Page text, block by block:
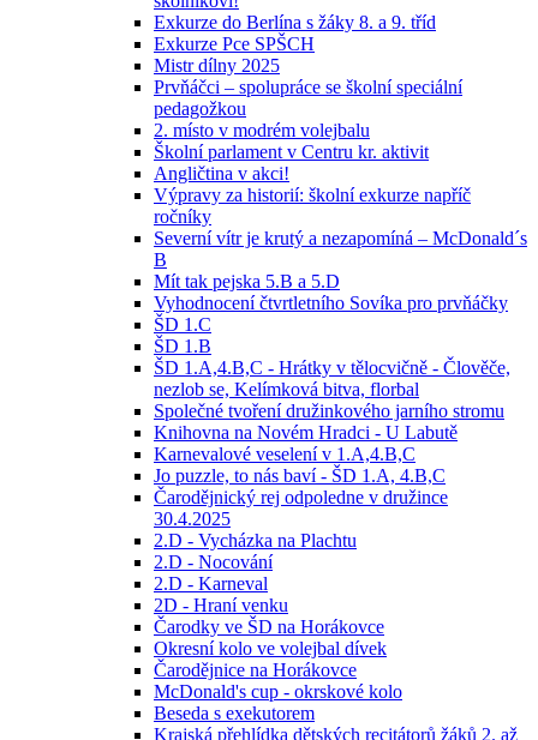
Exkurze do Berlína s žáky 8. a 9. tříd
Exkurze Pce SPŠCH
Mistr dílny 2025
Prvňáčci – spolupráce se školní speciální
pedagožkou
2. místo v modrém volejbalu
Školní parlament v Centru kr. aktivit
Angličtina v akci!
Výpravy za historií: školní exkurze napříč
ročníky
Severní vítr je krutý a nezapomíná – McDonald´s
B
Mít tak pejska 5.B a 5.D
Vyhodnocení čtvrtletního Sovíka pro prvňáčky
ŠD 1.C
ŠD 1.B
ŠD 1.A,4.B,C - Hrátky v tělocvičně - Člověče,
nezlob se, Kelímková bitva, florbal
Společné tvoření družinkového jarního stromu
Knihovna na Novém Hradci - U Labutě
Karnevalové veselení v 1.A,4.B,C
Jo puzzle, to nás baví - ŠD 1.A, 4.B,C
Čarodějnický rej odpoledne v družince
30.4.2025
2.D - Vycházka na Plachtu
2.D - Nocování
2.D - Karneval
2D - Hraní venku
Čarodky ve ŠD na Horákovce
Okresní kolo ve volejbal dívek
Čarodějnice na Horákovce
McDonald's cup - okrskové kolo
Beseda s exekutorem
Krajská přehlídka dětských recitátorů žáků 2. až